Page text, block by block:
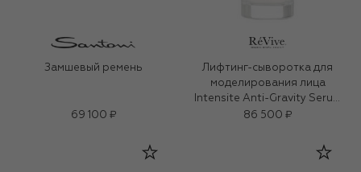
Замшевый ремень
69 100 ₽
Лифтинг-сыворотка для
моделирования лица
Intensite Anti-Gravity Serum
(30ml)
86 500 ₽